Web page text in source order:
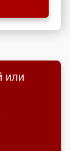
или